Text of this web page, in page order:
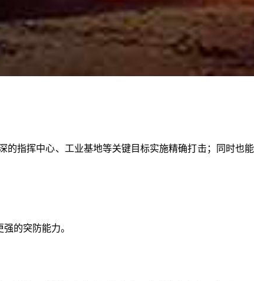
的指挥中心、工业基地等关键目标实施精确打击；同时也
的突防能力。